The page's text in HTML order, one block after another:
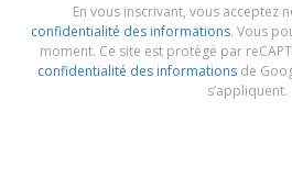
En vous inscrivant, vous acceptez
confidentialité des informations. Vous
moment. Ce site est protégé par
confidentialité des informationsde
s’appliquent.